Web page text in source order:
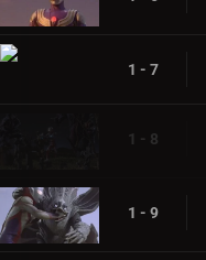
1 - 7
1 - 8
1 - 9